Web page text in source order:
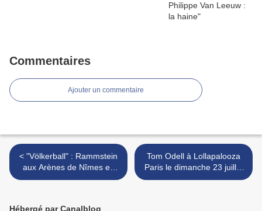
Commentaires
Ajouter un commentaire
< "Völkerball" : Rammstein
aux Arènes de Nîmes en
2005
Tom Odell à Lollapalooza
Paris le dimanche 23 juillet
>
Hébergé par Canalblog